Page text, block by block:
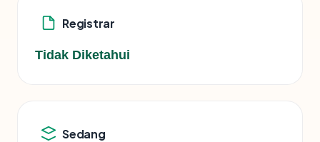
Registrar
Tidak Diketahui
Sedang